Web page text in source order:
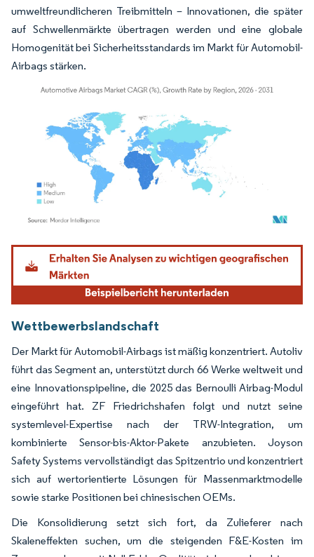
umweltfreundlicheren Treibmitteln – Innovationen, die später
auf Schwellenmärkte übertragen werden und eine globale
Homogenität bei Sicherheitsstandards im Markt für Automobil-
Airbags stärken.
Bild © Mordor Intelligence. Wiederverwendung erfordert Namensnennung gemäß
Wettbewerbslandschaft
Der Markt für Automobil-Airbags ist mäßig konzentriert. Autoliv
führt das Segment an, unterstützt durch 66 Werke weltweit und
eine Innovationspipeline, die 2025 das Bernoulli Airbag-Modul
eingeführt hat. ZF Friedrichshafen folgt und nutzt seine
systemlevel-Expertise nach der TRW-Integration, um
kombinierte Sensor-bis-Aktor-Pakete anzubieten. Joyson
Safety Systems vervollständigt das Spitzentrio und konzentriert
sich auf wertorientierte Lösungen für Massenmarktmodelle
sowie starke Positionen bei chinesischen OEMs.
Die Konsolidierung setzt sich fort, da Zulieferer nach
Skaleneffekten suchen, um die steigenden F&E-Kosten im